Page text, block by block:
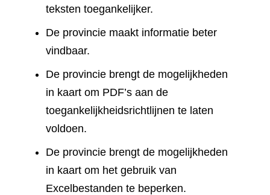
teksten toegankelijker.
De provincie maakt informatie beter
vindbaar.
De provincie brengt de mogelijkheden
in kaart om PDF’s aan de
toegankelijkheidsrichtlijnen te laten
voldoen.
De provincie brengt de mogelijkheden
in kaart om het gebruik van
Excelbestanden te beperken.